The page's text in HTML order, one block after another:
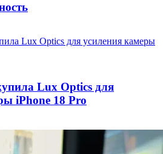
Lux Optics для
iPhone 18 Pro